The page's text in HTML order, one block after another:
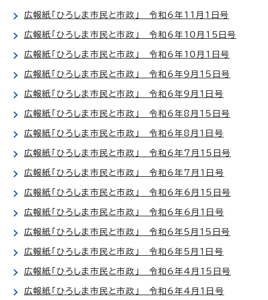
広報紙「ひろしま市民と市政」 令和6年11月1日号
広報紙「ひろしま市民と市政」 令和6年10月15日号
広報紙「ひろしま市民と市政」 令和6年10月1日号
広報紙「ひろしま市民と市政」 令和6年9月15日号
広報紙「ひろしま市民と市政」 令和6年9月1日号
広報紙「ひろしま市民と市政」 令和6年8月15日号
広報紙「ひろしま市民と市政」 令和6年8月1日号
広報紙「ひろしま市民と市政」 令和6年7月15日号
広報紙「ひろしま市民と市政」 令和6年7月1日号
広報紙「ひろしま市民と市政」 令和6年6月15日号
広報紙「ひろしま市民と市政」 令和6年6月1日号
広報紙「ひろしま市民と市政」 令和6年5月15日号
広報紙「ひろしま市民と市政」 令和6年5月1日号
広報紙「ひろしま市民と市政」 令和6年4月15日号
広報紙「ひろしま市民と市政」 令和6年4月1日号